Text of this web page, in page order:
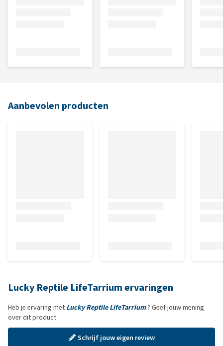
Aanbevolen producten
Lucky Reptile LifeTarrium ervaringen
Heb je ervaring met Lucky Reptile LifeTarrium? Geef jouw mening
over dit product
Schrijf jouw eigen review